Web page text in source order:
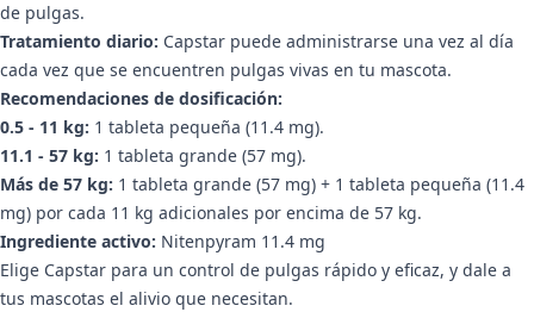
de pulgas.
Tratamiento diario: Capstar puede administrarse una vez al día
cada vez que se encuentren pulgas vivas en tu mascota.
Recomendaciones de dosificación:
0.5 - 11 kg: 1 tableta pequeña (11.4 mg).
11.1 - 57 kg: 1 tableta grande (57 mg).
Más de 57 kg: 1 tableta grande (57 mg) + 1 tableta pequeña (11.4
mg) por cada 11 kg adicionales por encima de 57 kg.
Ingrediente activo: Nitenpyram 11.4 mg
Elige Capstar para un control de pulgas rápido y eficaz, y dale a
tus mascotas el alivio que necesitan.